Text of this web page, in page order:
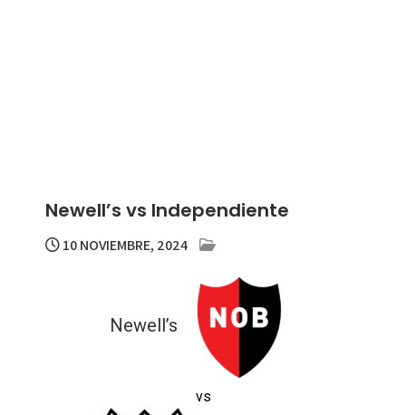
Newell’s vs Independiente
10 NOVIEMBRE, 2024
Newell’s
vs